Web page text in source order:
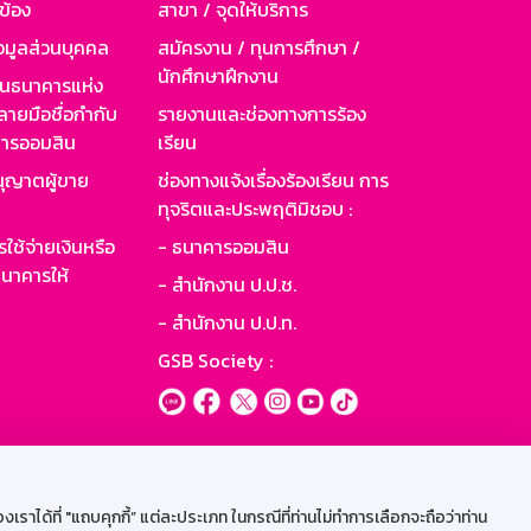
ได้ที่ "แถบคุกกี้” แต่ละประเภท ในกรณีที่ท่านไม่ทำการเลือกจะถือว่าท่าน
อง
มูลส่วนบุคคล
นาคารแห่ง
ายมือชื่อกำกับ
รออมสิน
ญาตผู้ขาย
ช้จ่ายเงินหรือ
คารให้
สาขา / จุดให้บริการ
สมัครงาน / ทุนการศึกษา /
นักศึกษาฝึกงาน
รายงานและช่องทางการร้อง
เรียน
ช่องทางแจ้งเรื่องร้องเรียน การ
ทุจริตและประพฤติมิชอบ :
- ธนาคารออมสิน
- สำนักงาน ป.ป.ช.
- สำนักงาน ป.ป.ท.
GSB Society :